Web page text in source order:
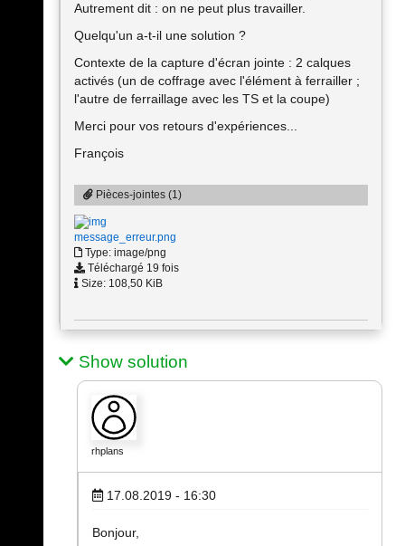
Autrement dit : on ne peut plus travailler.
Quelqu'un a-t-il une solution ?
Contexte de la capture d'écran jointe : 2 calques
activés (un de coffrage avec l'élément à ferrailler ;
l'autre de ferraillage avec les TS et la coupe)
Merci pour vos retours d'expériences...
François
Pièces-jointes (1)
message_erreur.png
Type: image/png
Téléchargé 19 fois
Size: 108,50 KiB
Show solution
rhplans
17.08.2019 - 16:30
Bonjour,